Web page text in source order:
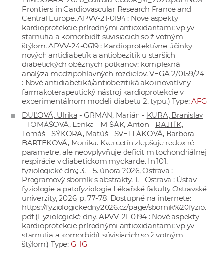
Frontiers in Cardiovascular Research France and
Central Europe. APVV-21-0194 : Nové aspekty
kardioprotekcie prírodnými antioxidantami: vplyv
starnutia a komorbidít súvisiacich so životným
štýlom. APVV-24-0619 : Kardioprotektívne účinky
nových antidiabetík a antiobezitík u starších
diabetických obéznych potkanov: komplexná
analýza medzipohlavných rozdielov. VEGA 2/0159/24
: Nové antidiabetiká/antiobezitiká ako inovatívny
farmakoterapeutický nástroj kardioprotekcie v
experimentálnom modeli diabetu 2. typu.) Type:AFG
DUĽOVÁ, Ulrika - GRMAN, Marián - KURA, Branislav
- TOMÁŠOVÁ, Lenka - MIŠÁK, Anton - RAJTÍK,
Tomáš- SÝKORA, Matúš- SVETLÁKOVÁ, Barbora -
BARTEKOVÁ, Monika. Kvercetín zlepšuje redoxné
parametre, ale neovplyvňuje deficit mitochondriálnej
respirácie v diabetickom myokarde. In 101.
fyziologické dny, 3. – 5. února 2026, Ostrava :
Programový sborník s abstrakty. 1. - Ostrava : Ústav
fyziologie a patofyziologie Lékařské fakulty Ostravské
univerzity, 2026, p. 77-78. Dostupné na internete:
https://fyziologickedny2026.cz/page/sbornik%20fyzio.
pdf(Fyziologické dny. APVV-21-0194 : Nové aspekty
kardioprotekcie prírodnými antioxidantami: vplyv
starnutia a komorbidít súvisiacich so životným
štýlom.) Type: GHG